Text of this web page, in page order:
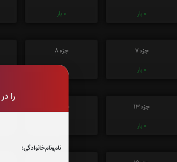
را
نام‌و‌نام‌خانوادگی:
0 بار
0 بار
جزء 7
0 بار
جزء 8
0
جزء 13
0 بار
جزء 14